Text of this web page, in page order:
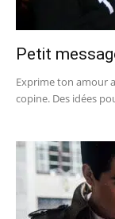
Petit
Exprime ton amour
copine. Des idées